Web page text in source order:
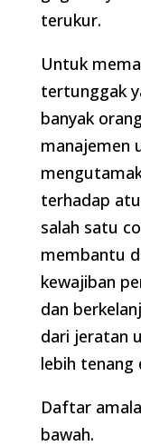
terukur.
Untuk
tertunggak
banyak
manajemen
terhadap
salah satu
membantu
kewajiban
dan
dari jeratan
lebih tenang
Daftar
bawah.